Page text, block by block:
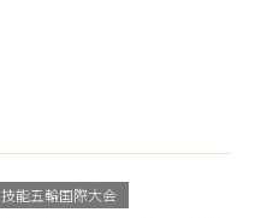
技能五輪国際大会